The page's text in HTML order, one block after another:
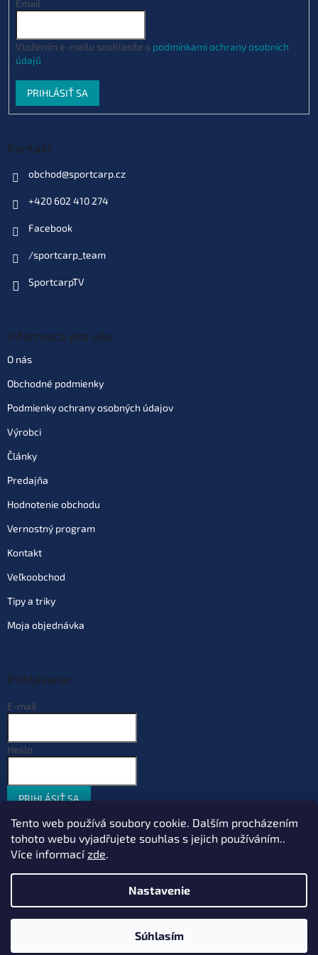
Tento web používá soubory cookie. Dalším procházením
tohoto webu vyjadřujete souhlas s jejich používáním..
Více informacízde.
Nastavenie
Súhlasím
Email
Vložením e-mailu souhlasíte s podmínkami ochrany osobních
údajů
PRIHLÁSIŤ SA
Kontakt
obchod@sportcarp.cz
+420 602 410 274
Facebook
/sportcarp_team
SportcarpTV
Informace pro vás
O nás
Obchodné podmienky
Podmienky ochrany osobných údajov
Výrobci
Články
Predajňa
Hodnotenie obchodu
Vernostný program
Kontakt
Veľkoobchod
Tipy a triky
Moja objednávka
Prihlásenie
E-mail
Heslo
PRIHLÁSIŤ SA
Nová registrácia
Zabudnuté heslo
nastavenie cookies